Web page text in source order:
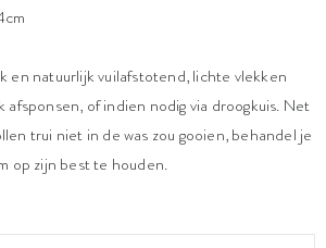
en natuurlijk vuilafstotend, lichte vlekken
afsponsen, of indien nodig via droogkuis. Net
trui niet in de was zou gooien, behandel je
op zijn best te houden.